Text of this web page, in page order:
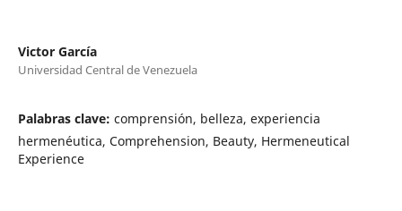
Victor García
Universidad Central de Venezuela
Palabras clave: comprensión, belleza, experiencia
hermenéutica, Comprehension, Beauty, Hermeneutical
Experience